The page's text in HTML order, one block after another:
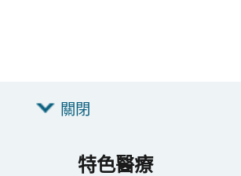
關閉
特色醫療